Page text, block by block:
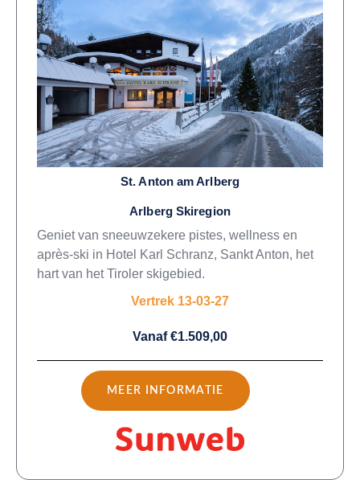
St. Anton am Arlberg
Arlberg Skiregion
Geniet van sneeuwzekere pistes, wellness en
après-ski in Hotel Karl Schranz, Sankt Anton, het
hart van het Tiroler skigebied.
Vertrek 13-03-27
Vanaf €1.509,00
MEER INFORMATIE